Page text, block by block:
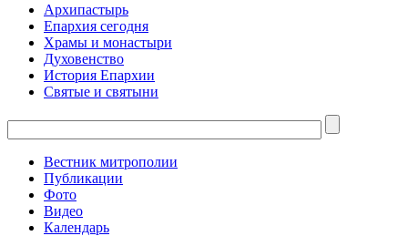
Архипастырь
Епархия сегодня
Храмы и монастыри
Духовенство
История Епархии
Святые и святыни
Вестник митрополии
Публикации
Фото
Видео
Календарь